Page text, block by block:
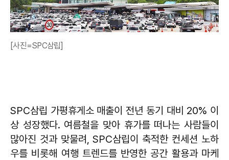
[사진=SPC삼립]
SPC삼립 가평휴게소 매출이 전년 동기 대비 20% 이
상 성장했다. 여름철을 맞아 휴가를 떠나는 사람들이
많아진 것과 맞물려, SPC삼립이 축적한 컨세션 노하
우를 비롯해 여행 트렌드를 반영한 공간 활용과 마케